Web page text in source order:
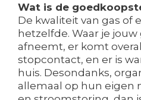
Wat is de
De kwaliteit van gas of
hetzelfde. Waar je
afneemt, er komt
stopcontact, en er is
huis. Desondanks,
allemaal op hun eigen